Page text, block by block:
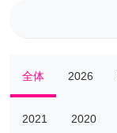
全体 2026
2021 2020